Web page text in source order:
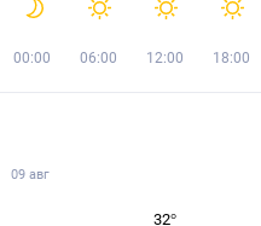
00:00 06:00 12:00 18:00
09 авг
32°